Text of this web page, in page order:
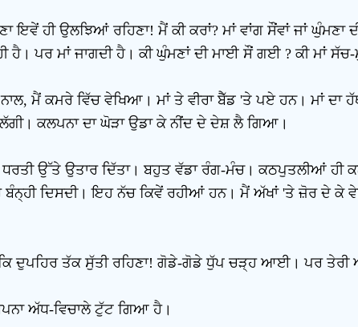
ਇਵੇਂ ਹੀ ਉਲਝਿਆਂ ਰਹਿਣਾ! ਮੈਂ ਕੀ ਕਰਾਂ? ਮਾਂ ਵਾਂਗ ਸੌਂਵਾਂ ਜਾਂ ਘੁੰਮਣਾ
ਹੈ। ਪਰ ਮਾਂ ਜਾਗਦੀ ਹੈ। ਕੀ ਘੁੰਮਣਾਂ ਦੀ ਮਾਈ ਸੌਂ ਗਈ ? ਕੀ ਮਾਂ
ਮੈਂ ਕਮਰੇ ਵਿੱਚ ਵੇਖਿਆ। ਮਾਂ ਤੇ ਵੀਰਾ ਬੈੱਡ 'ਤੇ ਪਏ ਹਨ। ਮਾਂ
ਕਲਪਨਾ ਦਾ ਘੋੜਾ ਉਡਾ ਕੇ ਨੀਂਦ ਦੇ ਦੇਸ਼ ਲੈ ਗਿਆ।
ਧਰਤੀ ਉੱਤੇ ਉਤਾਰ ਦਿੱਤਾ। ਬਹੁਤ ਵੱਡਾ ਰੰਗ-ਮੰਚ। ਕਠਪੁਤਲੀਆਂ
ਬੰਨ੍ਹੀ ਦਿਸਦੀ। ਇਹ ਨੱਚ ਕਿਵੇਂ ਰਹੀਆਂ ਹਨ। ਮੈਂ ਅੱਖਾਂ 'ਤੇ ਜ਼ੋਰ ਦੇ
ਦੁਪਹਿਰ ਤੱਕ ਸੁੱਤੀ ਰਹਿਣਾ! ਗੋਡੇ-ਗੋਡੇ ਧੁੱਪ ਚੜ੍ਹ ਆਈ। ਪਰ ਤੇਰੀ
ਅੱਧ-ਵਿਚਾਲੇ ਟੁੱਟ ਗਿਆ ਹੈ।